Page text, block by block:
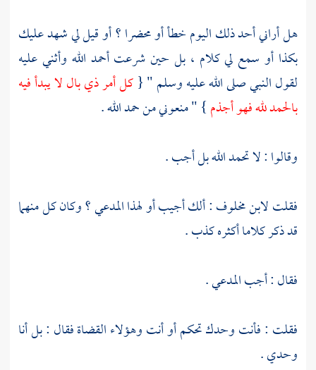
هل أراني أحد ذلك اليوم خطأ أو محضرا ؟ أو قيل لي شهد عليك
بكذا أو سمع لي كلام ، بل حين شرعت أحمد الله وأثني عليه
لقول النبي صلى الله عليه وسلم " {كل أمر ذي بال لا يبدأ فيه
بالحمد لله فهو أجذم} " منعوني من حمد الله .
وقالوا : لا تحمد الله بل أجب .
فقلتلابن مخلوف: ألك أجيب أو لهذا المدعي ؟ وكان كل منهما
قد ذكر كلاما أكثره كذب .
فقال : أجب المدعي .
فقلت : فأنت وحدك تحكم أو أنت وهؤلاء القضاة فقال : بل أنا
وحدي .